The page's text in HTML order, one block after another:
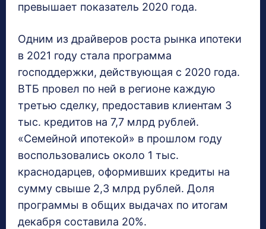
превышает показатель 2020 года.
Одним из драйверов роста рынка ипотеки
в 2021 году стала программа
господдержки, действующая с 2020 года.
ВТБ провел по ней в регионе каждую
третью сделку, предоставив клиентам 3
тыс. кредитов на 7,7 млрд рублей.
«Семейной ипотекой» в прошлом году
воспользовались около 1 тыс.
краснодарцев, оформивших кредиты на
сумму свыше 2,3 млрд рублей. Доля
программы в общих выдачах по итогам
декабря составила 20%.